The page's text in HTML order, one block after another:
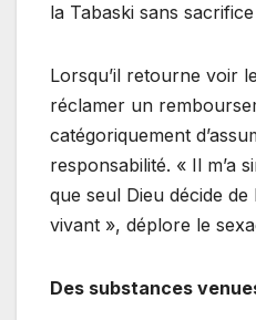
la Tabaski sans
Lorsqu’il retourne voir
réclamer un
catégoriquement
responsabilité. « Il m’a
que seul Dieu décide de
vivant », déplore le
Des substances